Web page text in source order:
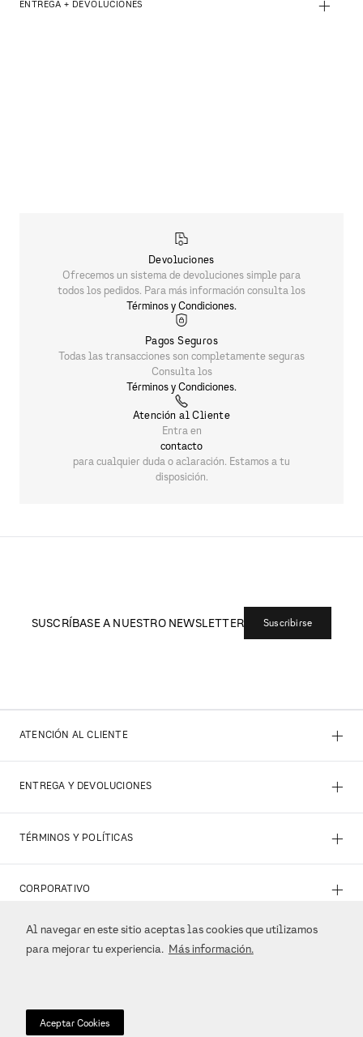
Al navegar en este sitio aceptas las cookies que utilizamos
para mejorar tu experiencia. Más información.
Aceptar Cookies
ENTREGA + DEVOLUCIONES
Devoluciones
Ofrecemos un sistema de devoluciones simple para
todos los pedidos. Para más información consulta los
Términos y Condiciones.
Pagos Seguros
Todas las transacciones son completamente seguras
Consulta los
Términos y Condiciones.
Atención al Cliente
Entra en
contacto
para cualquier duda o aclaración. Estamos a tu
disposición.
SUSCRÍBASE A NUESTRO NEWSLETTER Suscribirse
ATENCIÓN AL CLIENTE +
ENTREGA Y DEVOLUCIONES +
TÉRMINOS Y POLÍTICAS +
CORPORATIVO +
REDES SOCIALES